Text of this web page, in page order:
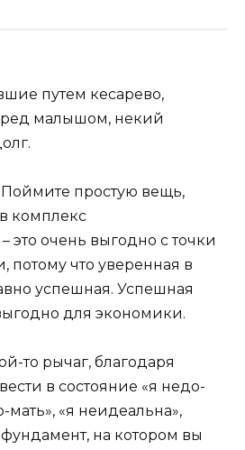
путем кесарево,
малышом, некий
Поймите простую вещь,
комплекс
это очень выгодно с точки
потому что уверенная в
успешная. Успешная
для экономики.
то рычаг, благодаря
в состояние «я недо-
«я неидеальна»,
на котором вы